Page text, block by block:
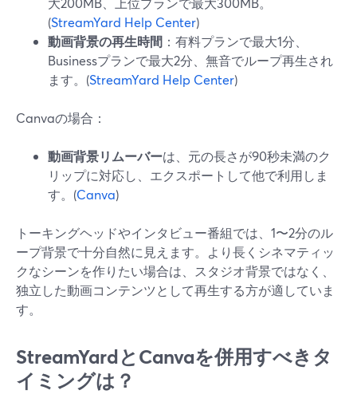
(StreamYard Help Center)
動画背景の再生時間 ：有料プランで最大1分、
Businessプランで最大2分、無音でループ再生され
ます。(StreamYard Help Center)
Canvaの場合：
動画背景リムーバーは、元の長さが90秒未満のク
リップに対応し、エクスポートして他で利用しま
す。(Canva)
トーキングヘッドやインタビュー番組では、1〜2分のル
ープ背景で十分自然に見えます。より長くシネマティッ
クなシーンを作りたい場合は、スタジオ背景ではなく、
独立した動画コンテンツとして再生する方が適していま
す。
StreamYardとCanvaを併用すべきタ
イミングは？